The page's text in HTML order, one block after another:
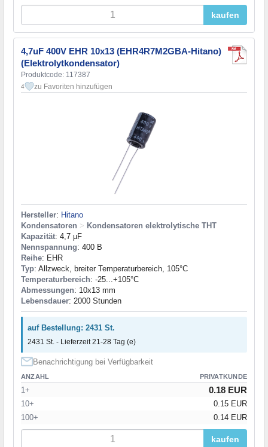
kaufen
4,7uF 400V EHR 10x13 (EHR4R7M2GBA-Hitano)
(Elektrolytkondensator)
Produktcode: 117387
4 zu Favoriten hinzufügen
Hersteller: Hitano
Kondensatoren > Kondensatoren elektrolytische THT
Kapazität: 4,7 µF
Nennspannung: 400 В
Reihe: EHR
Typ: Allzweck, breiter Temperaturbereich, 105°C
Temperaturbereich: -25...+105°C
Abmessungen: 10x13 mm
Lebensdauer: 2000 Stunden
auf Bestellung: 2431 St.
2431 St. - Lieferzeit 21-28 Tag (e)
Benachrichtigung bei Verfügbarkeit
ANZAHL PRIVATKUNDE
1+ 0.18 EUR
10+
0.15 EUR
100+
0.14 EUR
kaufen